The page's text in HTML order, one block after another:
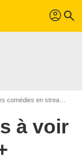
profil search
en streaming sur Disney+
à voir